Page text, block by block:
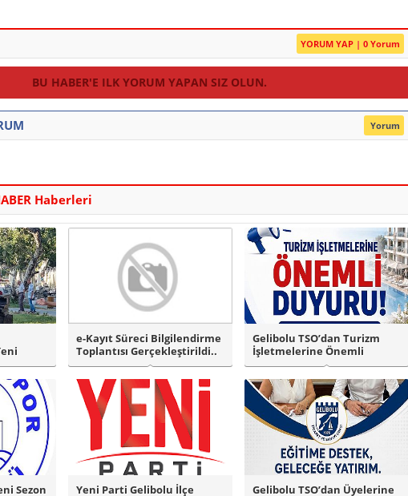
YORUM YAP | 0 Yorum
BU HABER'E ILK YORUM YAPAN SIZ OLUN.
Yorum
Haberleri
e-Kayıt Süreci Bilgilendirme
Toplantısı Gerçekleştirildi..
Gelibolu TSO’dan Turizm
İşletmelerine Önemli
Duyuru!
Sezon
Yeni Parti Gelibolu İlçe
Gelibolu TSO’dan Üyelerine